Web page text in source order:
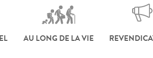
AU LONG DE LA VIE